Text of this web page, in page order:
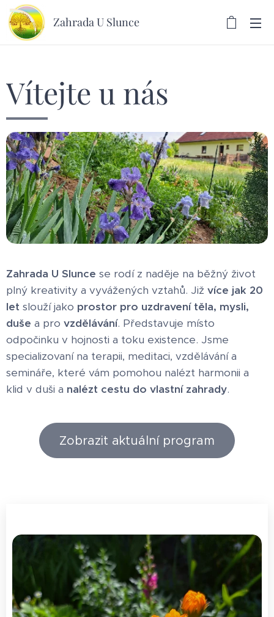
Zahrada U Slunce
Vítejte u nás
Zahrada U Slunce se rodí z naděje na běžný život
plný kreativity a vyvážených vztahů. Již více jak 20
let slouží jako prostor pro uzdravení těla, mysli,
duše a pro vzdělávání. Představuje místo
odpočinku v hojnosti a toku existence. Jsme
specializovaní na terapii, meditaci, vzdělávání a
semináře, které vám pomohou nalézt harmonii a
klid v duši a nalézt cestu do vlastní zahrady.
Zobrazit aktuální program